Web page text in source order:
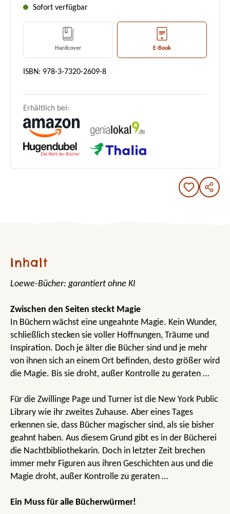
Sofort verfügbar
Hardcover E-Book
ISBN: 978-3-7320-2609-8
Erhältlich bei:
Inhalt
Loewe-Bücher: garantiert ohne KI
Zwischen den Seiten steckt Magie
In Büchern wächst eine ungeahnte Magie. Kein Wunder,
schließlich stecken sie voller Hoffnungen, Träume und
Inspiration. Doch je älter die Bücher sind und je mehr
von ihnen sich an einem Ort befinden, desto größer wird
die Magie. Bis sie droht, außer Kontrolle zu geraten …
Für die Zwillinge Page und Turner ist die New York Public
Library wie ihr zweites Zuhause. Aber eines Tages
erkennen sie, dass Bücher magischer sind, als sie bisher
geahnt haben. Aus diesem Grund gibt es in der Bücherei
die Nachtbibliothekarin. Doch in letzter Zeit brechen
immer mehr Figuren aus ihren Geschichten aus und die
Magie droht, außer Kontrolle zu geraten …
Ein Muss für alle Bücherwürmer!